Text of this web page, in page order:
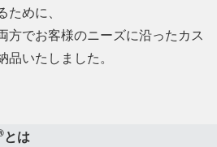
めに、
方でお客様のニーズに沿ったカス
いたしました。
とは